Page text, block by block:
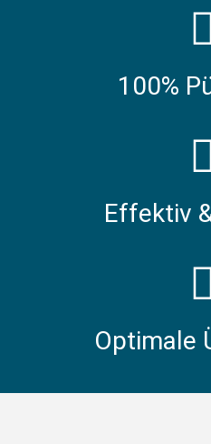
100%
Effektiv
Optimale